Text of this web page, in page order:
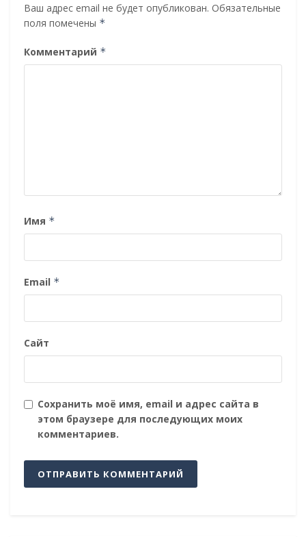
Ваш адрес email не будет опубликован. Обязательные
поля помечены *
Комментарий *
Имя *
Email *
Сайт
Сохранить моё имя, email и адрес сайта в
этом браузере для последующих моих
комментариев.